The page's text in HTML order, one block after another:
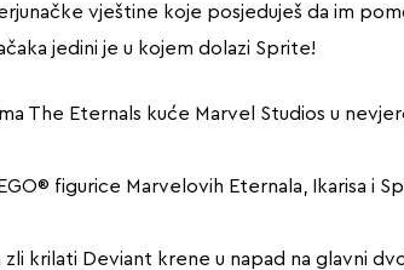
vještine koje posjeduješ da im
jedini je u kojem dolazi Sprite!
The Eternals kuće Marvel Studios u
figurice Marvelovih Eternala, Ikarisa i
krilati Deviant krene u napad na glavni